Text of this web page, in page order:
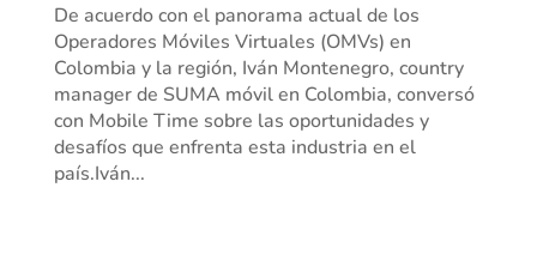
De acuerdo con el panorama actual de los
Operadores Móviles Virtuales (OMVs) en
Colombia y la región, Iván Montenegro, country
manager de SUMA móvil en Colombia, conversó
con Mobile Time sobre las oportunidades y
desafíos que enfrenta esta industria en el
país.Iván...